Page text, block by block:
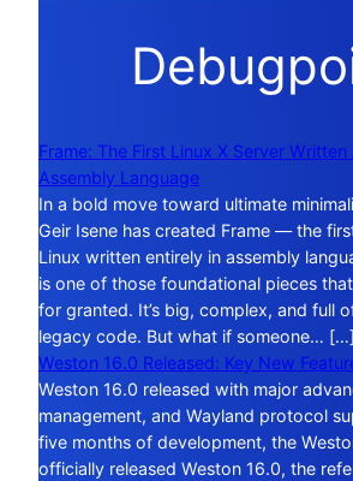
Frame: The First Linux X Server Written
Assembly Language
In a bold move toward ultimate
Geir Isene has created Frame — the
Linux written entirely in assembly
is one of those foundational pieces
for granted. It’s big, complex, and full
legacy code. But what if someone… […]
Weston 16.0 Released: Key New
Weston 16.0 released with major
management, and Wayland protocol
five months of development, the
officially released Weston 16.0, the